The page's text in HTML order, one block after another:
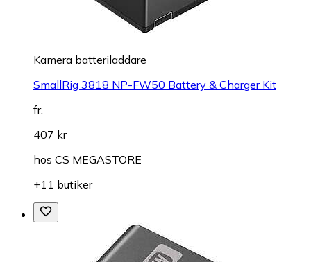
Kamera batteriladdare
SmallRig 3818 NP-FW50 Battery & Charger Kit
fr.
407 kr
hos CS MEGASTORE
+11 butiker